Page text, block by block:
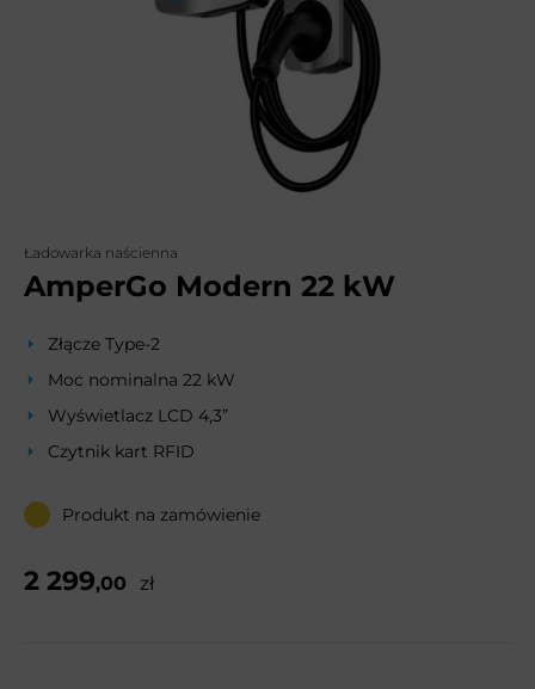
Ładowarka naścienna
AmperGo Modern 22 kW
Złącze Type-2
Moc nominalna 22 kW
Wyświetlacz LCD 4,3”
Czytnik kart RFID
Produkt na zamówienie
2 299,00 zł